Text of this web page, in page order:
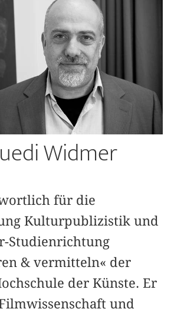
Widmer
für die
Kulturpublizistik und
Studienrichtung
& vermitteln« der
der Künste. Er
und